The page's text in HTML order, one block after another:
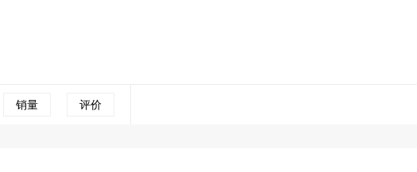
销量 评价